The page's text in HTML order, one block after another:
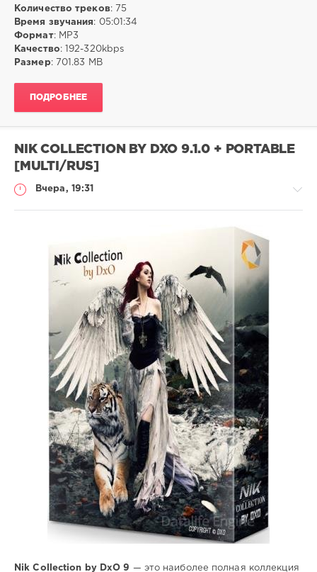
песня
Количество треков: 75
Время звучания: 05:01:34
Формат: MP3
Качество: 192-320kbps
Размер: 701.83 MB
ПОДРОБНЕЕ
NIK COLLECTION BY DXO 9.1.0 + PORTABLE
[MULTI/RUS]
Вчера, 19:31
Софт
SamDel
фото,
плагины,
графический
редактор
Nik Collection by DxO 9 — это наиболее полная коллекция